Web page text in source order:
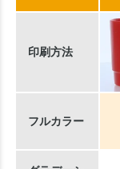
印刷方法
フルカラー